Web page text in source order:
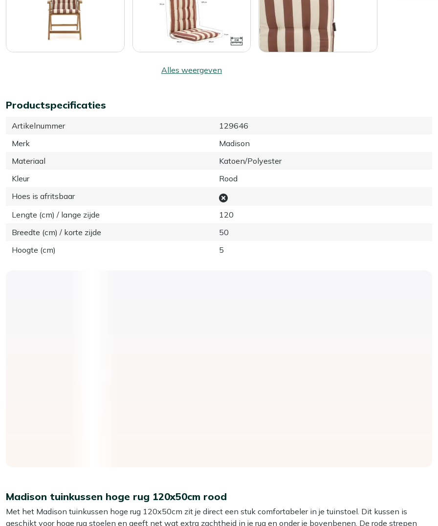
Alles weergeven
Productspecificaties
Artikelnummer
129646
Merk
Madison
Materiaal
Katoen/Polyester
Kleur
Rood
Hoes is afritsbaar
Lengte (cm) / lange zijde
120
Breedte (cm) / korte zijde
50
Hoogte (cm)
5
Madison tuinkussen hoge rug 120x50cm rood
Met het Madison tuinkussen hoge rug 120x50cm zit je direct een stuk comfortabeler in je tuinstoel. Dit kussen is
geschikt voor hoge rug stoelen en geeft net wat extra zachtheid in je rug en onder je bovenbenen. De rode strepen